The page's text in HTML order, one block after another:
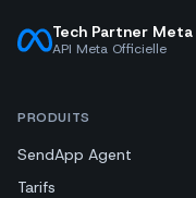
Tech Partner Meta
API Meta Officielle
PRODUITS
SendApp Agent
Tarifs